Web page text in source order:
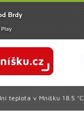
teplota v Mníšku 18.5 °C
Brdy